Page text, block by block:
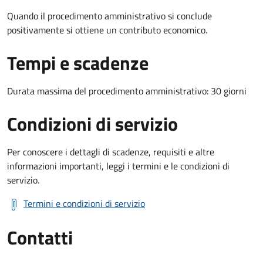
Quando il procedimento amministrativo si conclude
positivamente si ottiene un contributo economico.
Tempi e scadenze
Durata massima del procedimento amministrativo: 30 giorni
Condizioni di servizio
Per conoscere i dettagli di scadenze, requisiti e altre
informazioni importanti, leggi i termini e le condizioni di
servizio.
Termini e condizioni di servizio
Contatti